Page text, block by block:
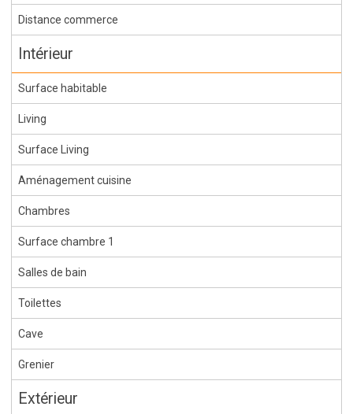
Distance commerce
Intérieur
Surface habitable
Living
Surface Living
Aménagement cuisine
Chambres
Surface chambre 1
Salles de bain
Toilettes
Cave
Grenier
Extérieur